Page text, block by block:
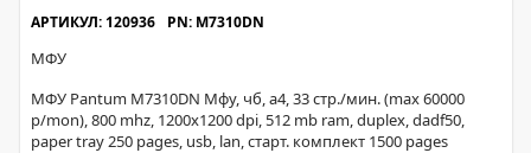
АРТИКУЛ: 120936 PN: M7310DN
МФУ
МФУ Pantum M7310DN Мфу, чб, а4, 33 стр./мин. (max 60000
p/mon), 800 mhz, 1200x1200 dpi, 512 mb ram, duplex, dadf50,
paper tray 250 pages, usb, lan, старт. комплект 1500 pages